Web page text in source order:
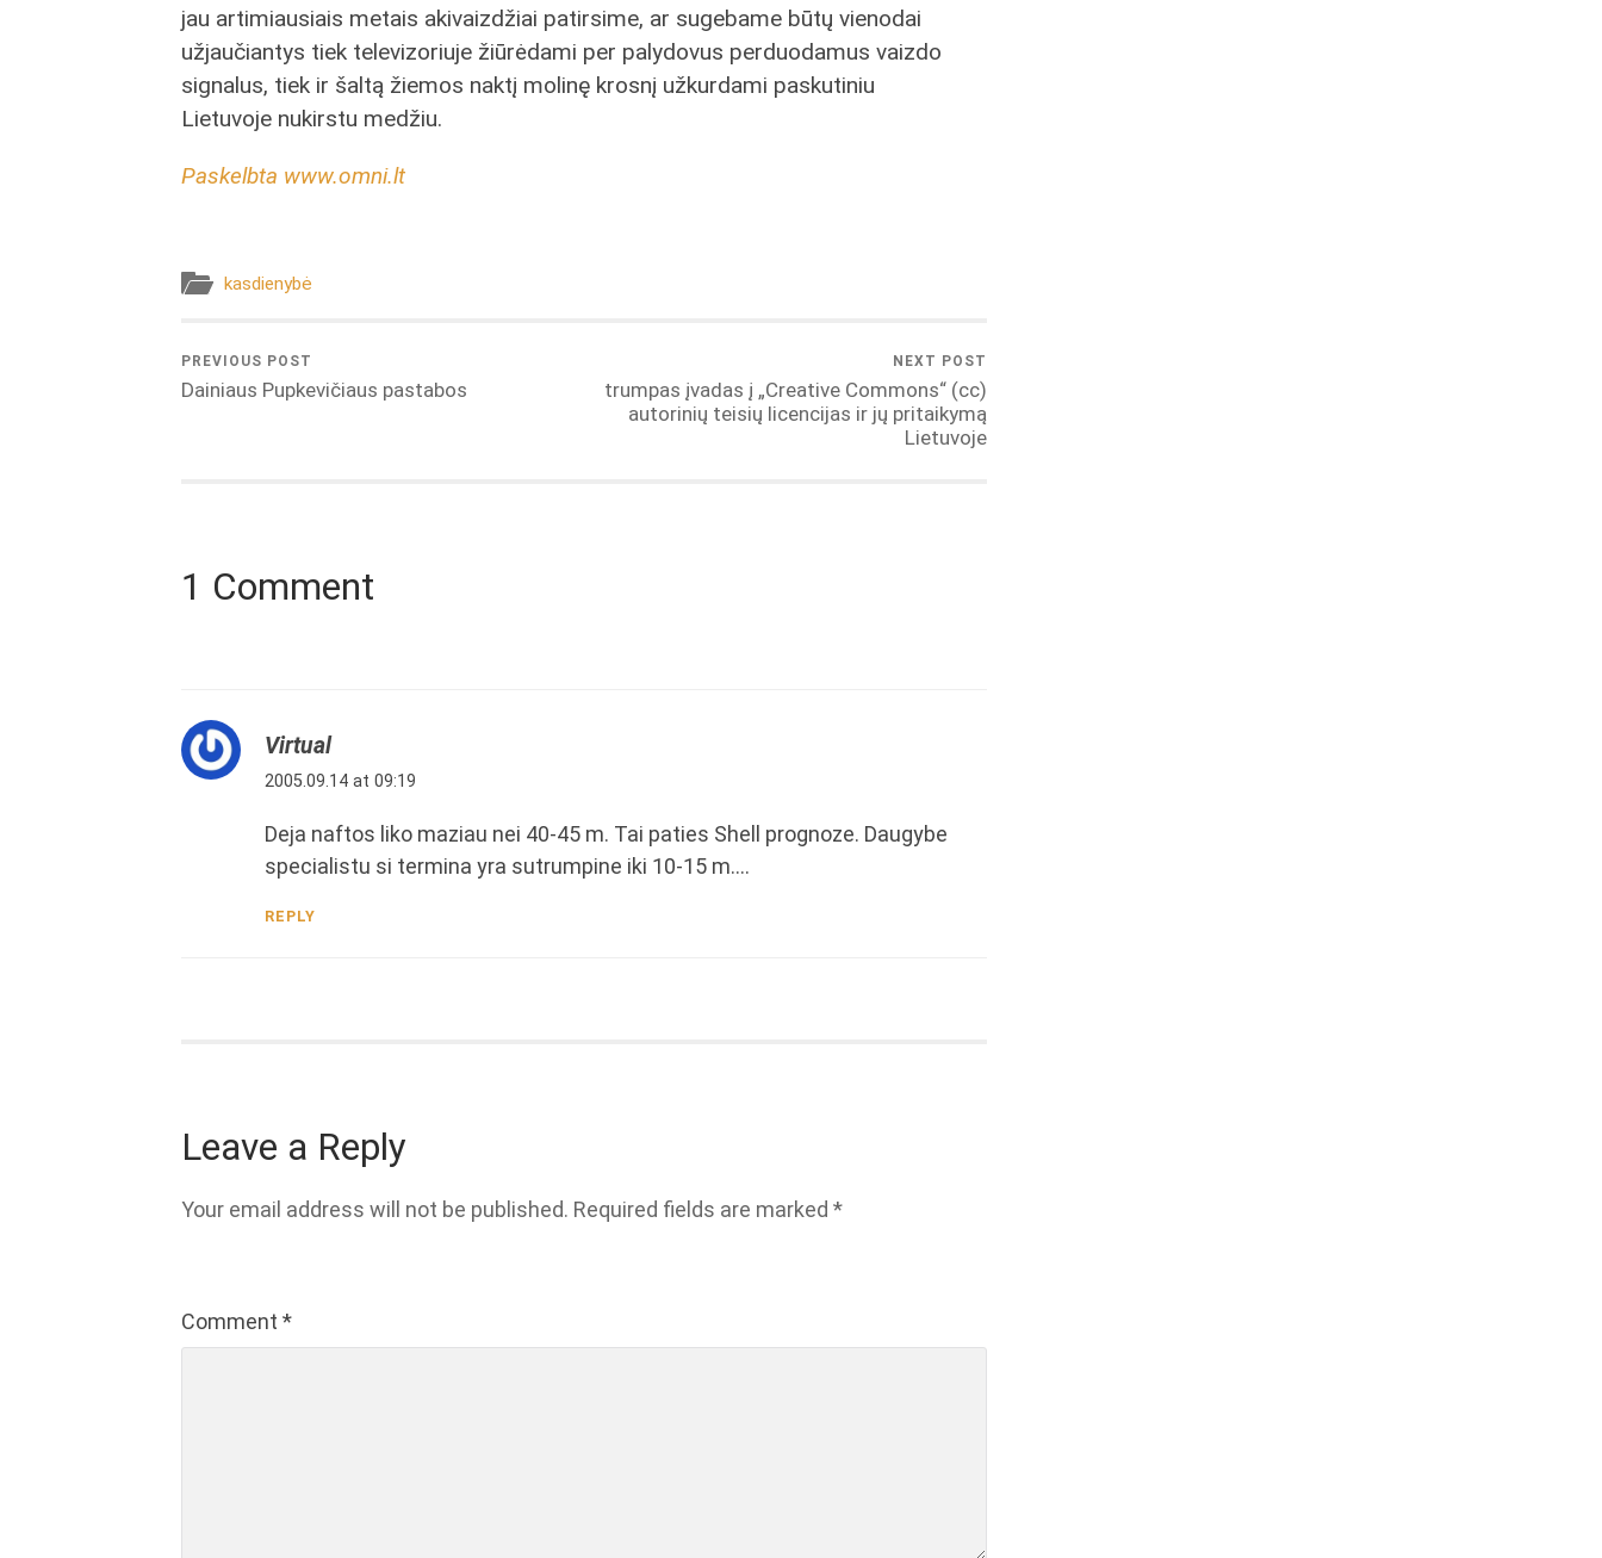
jau artimiausiais metais akivaizdžiai patirsime, ar sugebame būtų vienodai
užjaučiantys tiek televizoriuje žiūrėdami per palydovus perduodamus vaizdo
signalus, tiek ir šaltą žiemos naktį molinę krosnį užkurdami paskutiniu
Lietuvoje nukirstu medžiu.
Paskelbta www.omni.lt
kasdienybė
PREVIOUS POST
Dainiaus Pupkevičiaus pastabos
NEXT POST
trumpas įvadas į „Creative Commons“ (cc)
autorinių teisių licencijas ir jų pritaikymą
Lietuvoje
1 Comment
Virtual
2005.09.14 at 09:19
Deja naftos liko maziau nei 40-45 m. Tai paties Shell prognoze. Daugybe
specialistu si termina yra sutrumpine iki 10-15 m….
REPLY
Leave a Reply
Your email address will not be published. Required fields are marked *
Comment *